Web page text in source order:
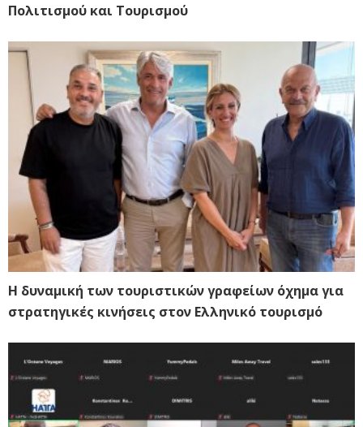
Πολιτισμού και Τουρισμού
Η δυναμική των τουριστικών γραφείων όχημα για
στρατηγικές κινήσεις στον Ελληνικό τουρισμό